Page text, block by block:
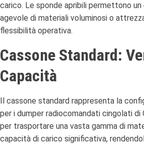
carico. Le sponde apribili permettono
agevole di materiali voluminosi o
flessibilità operativa.
Cassone Standard:
Capacità
Il cassone standard rappresenta la
per i dumper radiocomandati cingolati di
per trasportare una vasta gamma di
capacità di carico significativa,